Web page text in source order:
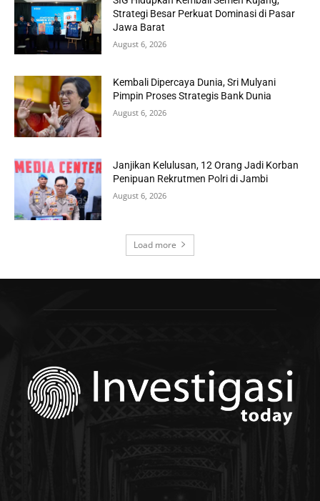
Strategi Besar Perkuat Dominasi di Pasar
Jawa Barat
August 6, 2026
Kembali Dipercaya Dunia, Sri Mulyani
Pimpin Proses Strategis Bank Dunia
August 6, 2026
Janjikan Kelulusan, 12 Orang Jadi Korban
Penipuan Rekrutmen Polri di Jambi
August 6, 2026
Load more